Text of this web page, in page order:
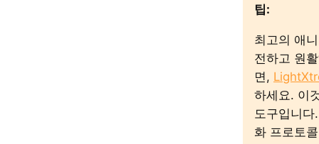
팁:
최고의 애
전하고 원
면,
하세요. 이
도구입니
화 프로토